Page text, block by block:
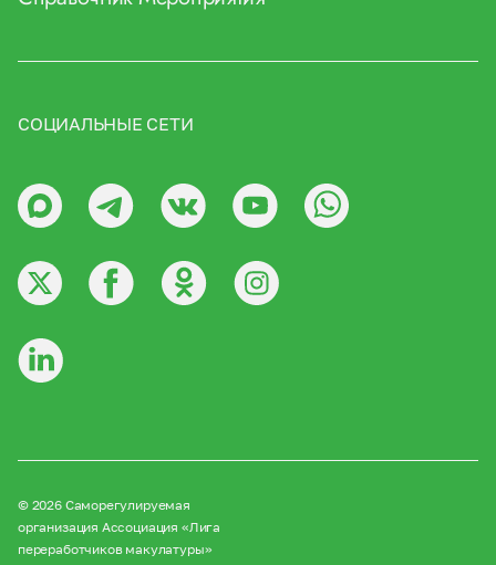
СОЦИАЛЬНЫЕ СЕТИ
© 2026 Саморегулируемая
организация Ассоциация «Лига
переработчиков макулатуры»